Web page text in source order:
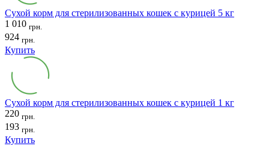
Сухой корм для стерилизованных кошек с курицей 5 кг
1 010 грн.
924 грн.
Купить
Сухой корм для стерилизованных кошек с курицей 1 кг
220 грн.
193 грн.
Купить